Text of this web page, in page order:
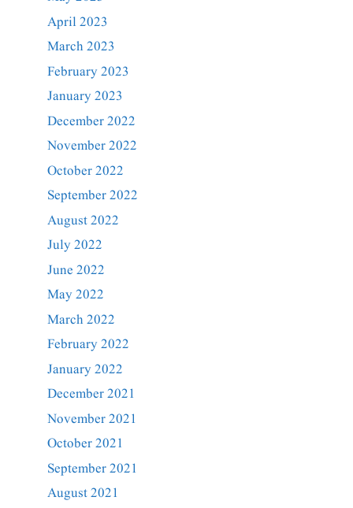
April 2023
March 2023
February 2023
January 2023
December 2022
November 2022
October 2022
September 2022
August 2022
July 2022
June 2022
May 2022
March 2022
February 2022
January 2022
December 2021
November 2021
October 2021
September 2021
August 2021